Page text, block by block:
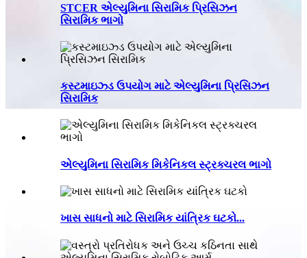
STCER એલ્યુમિના સિરામિક પ્રિસિઝન
સિરામિક ભાગો
કસ્ટમાઇઝ્ડ ઉપયોગ માટે એલ્યુમિના પ્રિસિઝન
સિરામિક
એલ્યુમિના સિરામિક મિકેનિકલ સ્ટ્રક્ચરલ ભાગો
ખાસ સાધનો માટે સિરામિક યાંત્રિક ઘટકો...